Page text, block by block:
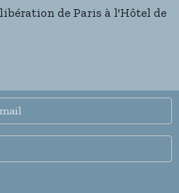
de Paris à l'Hôtel de